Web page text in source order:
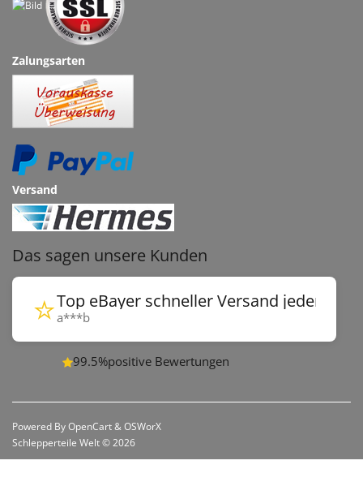
Zalungsarten
Versand
Das sagen unsere Kunden
⭐Top eBayer schneller Versand jederzeit
a***b
99.5%positive Bewertungen
Powered ByOpenCart&OSWorX
Schlepperteile Welt © 2026